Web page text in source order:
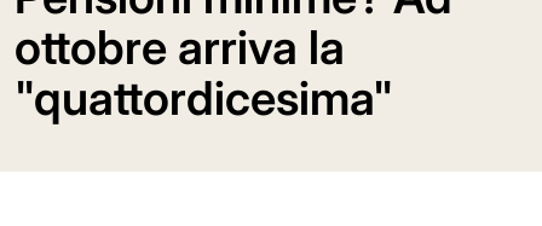
ottobre arriva la
"quattordicesima"